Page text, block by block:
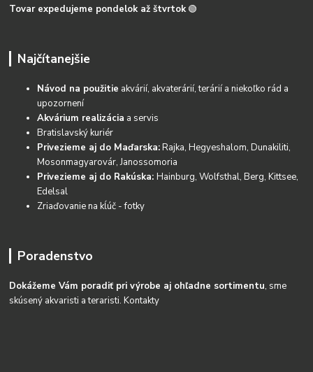
Tovar expedujeme pondelok až štvrtok 🟢
Najčítanejšie
Návod na použitie akvárií, akvaterárií, terárií a niekoľko rád a
upozornení
Akvárium realizácia a servis
Bratislavský kuriér
Privezieme aj do Maďarska:Rajka, Hegyeshalom, Dunakiliti,
Mosonmagyarovár, Janossomoria
Privezieme aj do Rakúska:Hainburg, Wolfsthal, Berg, Kittsee,
Edelsal
Zriaďovanie na kĺúč - fotky
Poradenstvo
Dokážeme Vám poradiť pri výrobe aj ohľadne sortimentu, sme
skúsený akvaristi a teraristi.Kontakty